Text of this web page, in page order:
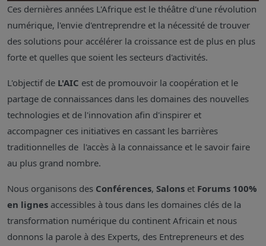
Ces dernières années L'Afrique est le théâtre d'une révolution
numérique, l'envie d'entreprendre et la nécessité de trouver
des solutions pour accélérer la croissance est de plus en plus
forte et quelles que soient les secteurs d'activités.
L'objectif de L'AIC est de promouvoir la coopération et le
partage de connaissances dans les domaines des nouvelles
technologies et de l'innovation afin d'inspirer et
accompagner ces initiatives en cassant les barrières
traditionnelles de l'accès à la connaissance et le savoir faire
au plus grand nombre.
Nous organisons des Conférences, Salons et Forums 100%
en lignes accessibles à tous dans les domaines clés de la
transformation numérique du continent Africain et nous
donnons la parole à des Experts, des Entrepreneurs et des